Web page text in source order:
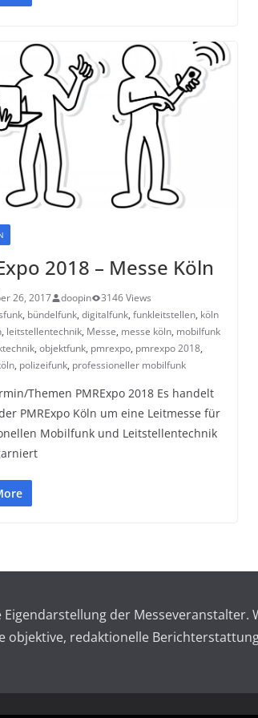
2018 – Messe Köln
26, 2017 doopin
3146 Views
, bündelfunk, digitalfunk, funkleitstellen, köln
, leitstellentechnik, Messe, messe köln, mobilfunk
, objektfunk, pmrexpo, pmrexpo 2018,
, polizeifunk, professioneller mobilfunk
Themen PMRExpo 2018 Es handelt
PMRExpo Köln um eine Leitmesse für
Mobilfunk und Leitstellentechnik
der
objektive, redaktionelle